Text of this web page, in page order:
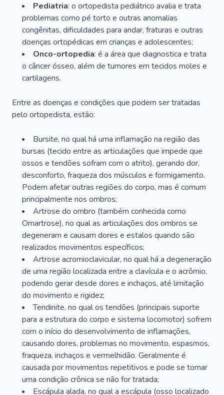
Pediatria: o ortopedista pediátrico avalia e trata
problemas como pé torto e outras anomalias
congênitas, dificuldades para andar, fraturas e outras
doenças ortopédicas em crianças e adolescentes;
Onco-ortopedia: é a área que diagnostica e trata
o câncer ósseo, além de tumores em tecidos moles e
cartilagens.
Entre as doenças e condições que podem ser tratadas
pelo ortopedista, estão:
Bursite, no qual há uma inflamação na região das
bursas (tecido entre as articulações que impede que
ossos e tendões sofram com o atrito), gerando dor,
desconforto, fraqueza dos músculos e formigamento.
Podem afetar outras regiões do corpo, mas é comum
principalmente nos ombros;
Artrose do ombro (também conhecida como
Omartrose), no qual as articulações dos ombros se
degeneram e causam dores e estalos quando são
realizados movimentos específicos;
Artrose acromioclavicular, no qual há a degeneração
de uma região localizada entre a clavícula e o acrômio,
podendo gerar desde dores e inchaços, até limitação
do movimento e rigidez;
Tendinite, no qual os tendões (principais suporte
para a estrutura do corpo e sistema locomotor) sofrem
com o início do desenvolvimento de inflamações,
causando dores, problemas no movimento, espasmos,
fraqueza, inchaços e vermelhidão. Geralmente é
causada por movimentos repetitivos e pode se tornar
uma condição crônica se não for tratada;
Escápula alada, no qual a escápula (osso localizado